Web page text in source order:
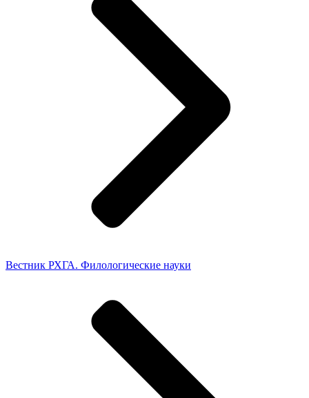
Вестник РХГА. Филологические науки